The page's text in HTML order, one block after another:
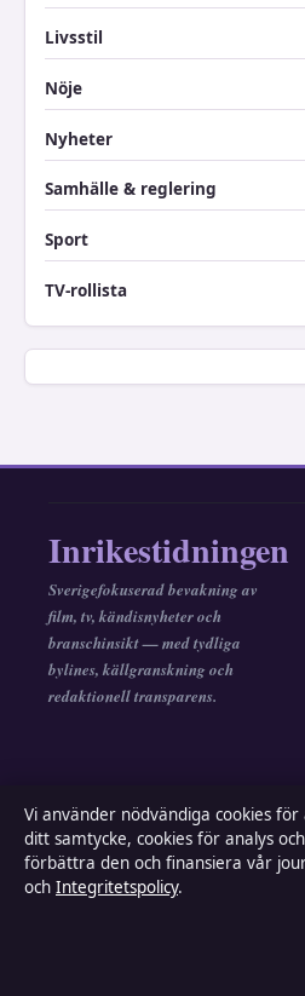
Livsstil
Nöje
Nyheter
Samhälle & reglering
Sport
TV-rollista
Inrikestidningen
Sverigefokuserad bevakning av
film, tv, kändisnyheter och
branschinsikt — med tydliga
bylines, källgranskning och
redaktionell transparens.
Kontakta oss
Allmänt:
info@inrikestidningen.se
Vi använder nödvändiga cookies
ditt samtycke, cookies för analys
förbättra den och finansiera vår
och Integritetspolicy.